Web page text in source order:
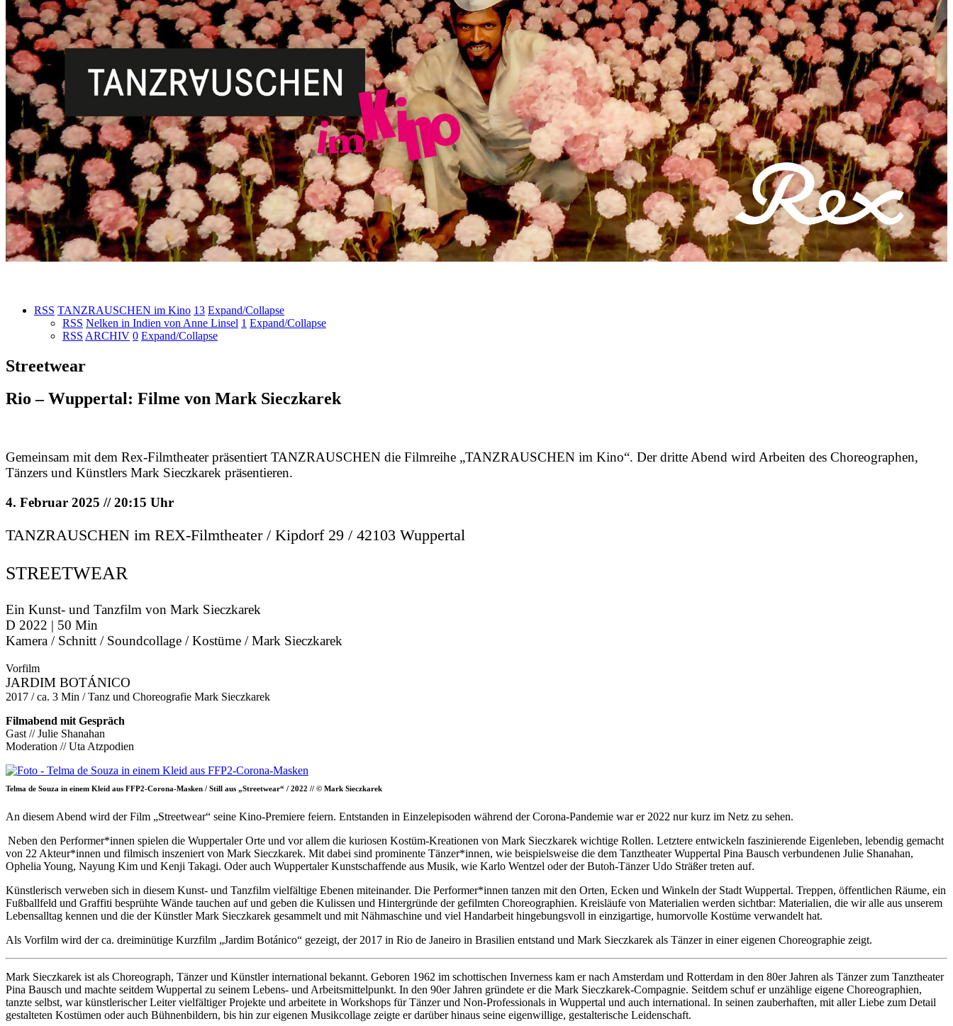
RSS TANZRAUSCHEN im Kino 13 Expand/Collapse
RSS Nelken in Indien von Anne Linsel 1 Expand/Collapse
RSS ARCHIV 0 Expand/Collapse
Streetwear
Rio – Wuppertal: Filme von Mark Sieczkarek
Gemeinsam mit dem Rex-Filmtheater präsentiert TANZRAUSCHEN die Filmreihe „TANZRAUSCHEN im Kino“. Der dritte Abend wird Arbeiten des Choreographen,
Tänzers und Künstlers Mark Sieczkarek präsentieren.
4. Februar 2025 // 20:15 Uhr
TANZRAUSCHEN im REX-Filmtheater / Kipdorf 29 / 42103 Wuppertal
STREETWEAR
Ein Kunst- und Tanzfilm von Mark Sieczkarek
D 2022 | 50 Min
Kamera / Schnitt / Soundcollage / Kostüme / Mark Sieczkarek
Vorfilm
JARDIM BOTÁNICO
2017 / ca. 3 Min / Tanz und Choreografie Mark Sieczkarek
Filmabend mit Gespräch
Gast // Julie Shanahan
Moderation // Uta Atzpodien
Telma de Souza in einem Kleid aus FFP2-Corona-Masken / Still aus „Streetwear“ / 2022 // © Mark Sieczkarek
An diesem Abend wird der Film „Streetwear“ seine Kino-Premiere feiern. Entstanden in Einzelepisoden während der Corona-Pandemie war er 2022 nur kurz im Netz zu sehen.
Neben den Performer*innen spielen die Wuppertaler Orte und vor allem die kuriosen Kostüm-Kreationen von Mark Sieczkarek wichtige Rollen. Letztere entwickeln faszinierende Eigenleben, lebendig gemacht
von 22 Akteur*innen und filmisch inszeniert von Mark Sieczkarek. Mit dabei sind prominente Tänzer*innen, wie beispielsweise die dem Tanztheater Wuppertal Pina Bausch verbundenen Julie Shanahan,
Ophelia Young, Nayung Kim und Kenji Takagi. Oder auch Wuppertaler Kunstschaffende aus Musik, wie Karlo Wentzel oder der Butoh-Tänzer Udo Sträßer treten auf.
Künstlerisch verweben sich in diesem Kunst- und Tanzfilm vielfältige Ebenen miteinander. Die Performer*innen tanzen mit den Orten, Ecken und Winkeln der Stadt Wuppertal. Treppen, öffentlichen Räume, ein
Fußballfeld und Graffiti besprühte Wände tauchen auf und geben die Kulissen und Hintergründe der gefilmten Choreographien. Kreisläufe von Materialien werden sichtbar: Materialien, die wir alle aus unserem
Lebensalltag kennen und die der Künstler Mark Sieczkarek gesammelt und mit Nähmaschine und viel Handarbeit hingebungsvoll in einzigartige, humorvolle Kostüme verwandelt hat.
Als Vorfilm wird der ca. dreiminütige Kurzfilm „Jardim Botánico“ gezeigt, der 2017 in Rio de Janeiro in Brasilien entstand und Mark Sieczkarek als Tänzer in einer eigenen Choreographie zeigt.
Mark Sieczkarek ist als Choreograph, Tänzer und Künstler international bekannt. Geboren 1962 im schottischen Inverness kam er nach Amsterdam und Rotterdam in den 80er Jahren als Tänzer zum Tanztheater
Pina Bausch und machte seitdem Wuppertal zu seinem Lebens- und Arbeitsmittelpunkt. In den 90er Jahren gründete er die Mark Sieczkarek-Compagnie. Seitdem schuf er unzählige eigene Choreographien,
tanzte selbst, war künstlerischer Leiter vielfältiger Projekte und arbeitete in Workshops für Tänzer und Non-Professionals in Wuppertal und auch international. In seinen zauberhaften, mit aller Liebe zum Detail
gestalteten Kostümen oder auch Bühnenbildern, bis hin zur eigenen Musikcollage zeigte er darüber hinaus seine eigenwillige, gestalterische Leidenschaft.